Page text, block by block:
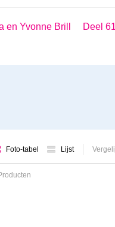
en Yvonne Brill
Deel
Foto-tabel Lijst